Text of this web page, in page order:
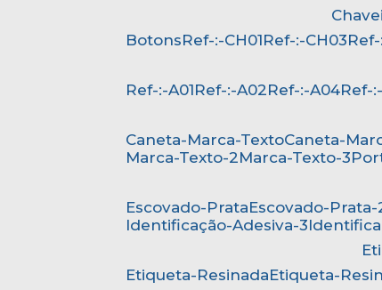
Botons
Ref-:-CH01 Ref-:-CH03
Ref-:-A01
Ref-:-A02 Ref-:-A04 Ref-
Caneta-Marca-Texto
Caneta-
Marca-Texto-2
Marca-Texto-3
Escovado-Prata
Escovado-Prata-
Identificação-Adesiva-3
Etiqueta-Resinada
Etiqueta-